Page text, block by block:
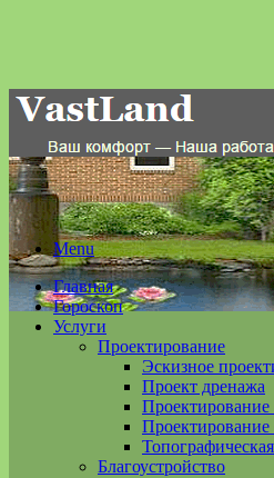
Menu
Главная
Гороскоп
Услуги
Проектирование
Эскизное
Проект дренажа
Проектирование
Благоустройство